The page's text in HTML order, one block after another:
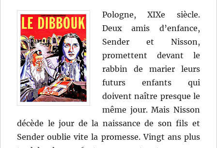
Pologne, XIXe siècle.
Deux amis d’enfance,
Sender et Nisson,
promettent devant le
rabbin de marier leurs
futurs enfants qui
doivent naître presque le
même jour. Mais Nisson
décède le jour de la naissance de son fils et
Sender oublie vite la promesse. Vingt ans plus